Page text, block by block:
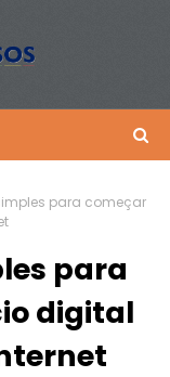
para começar
para
digital